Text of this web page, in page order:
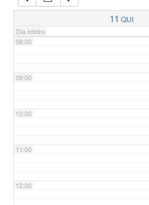
11 QUI
Dia inteiro
07:00
08:00
09:00
10:00
11:00
12:00